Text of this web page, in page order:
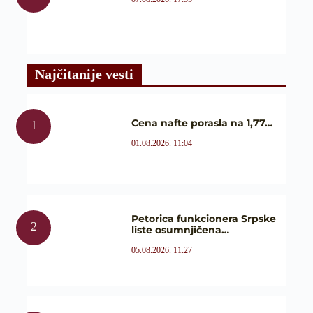
Najčitanije vesti
Cena nafte porasla na 1,77…
01.08.2026. 11:04
Petorica funkcionera Srpske
liste osumnjičena…
05.08.2026. 11:27